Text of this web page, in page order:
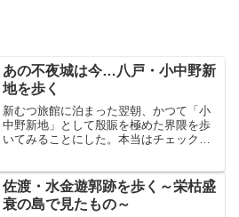
あの不夜城は今…八戸・小中野新
地を歩く
新むつ旅館に泊まった翌朝、かつて「小
中野新地」として殷賑を極めた界隈を歩
いてみることにした。本当はチェックイ
しまった。まぁ、結局翌朝も雨だったん
ですがね(-д-。)新地...
佐渡・水金遊郭跡を歩く～栄枯盛
衰の島で見たもの～